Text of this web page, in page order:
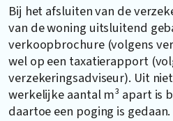
Bij het afsluiten van de
van de woning uitsluitend
verkoopbrochure (volgens
wel op een taxatierapport
verzekeringsadviseur). Uit
werkelijke aantal m³ apart is
daartoe een poging is gedaan.